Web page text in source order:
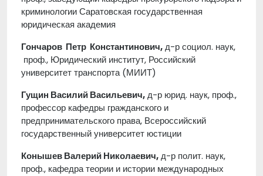
криминологии Саратовская государственная
юридическая академия
Гончаров Петр Константинович,д-р социол. наук,
проф., Юридический институт, Российский
университет транспорта (МИИТ)
Гущин Василий Васильевич,д-р юрид. наук, проф.,
профессор кафедры гражданского и
предпринимательского права, Всероссийский
государственный университет юстиции
Конышев Валерий Николаевич,д-р полит. наук,
проф., кафедра теории и истории международных